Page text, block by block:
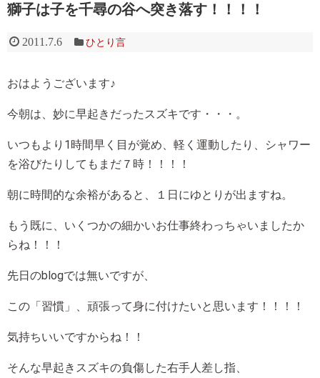
獅子は子を千尋の谷へ突き落す！！！！
2011.7.6 ひとり言
おはようございます♪
今朝は、妙に早起きだったスズキです・・・。
いつもより1時間早く目が覚め、軽く運動したり、シャワー
を浴びたりしてもまだ７時！！！！
朝に時間的な余裕があると、１日にゆとりが出ますね。
もう既に、いくつかの細かいお仕事終わっちゃいましたか
らね！！！
先日のblogでは無いですが、
この「習慣」、頑張って身に付けたいと思います！！！！
気持ちいいですからね！！
そんな早起きスズキの負傷した右手人差し指、